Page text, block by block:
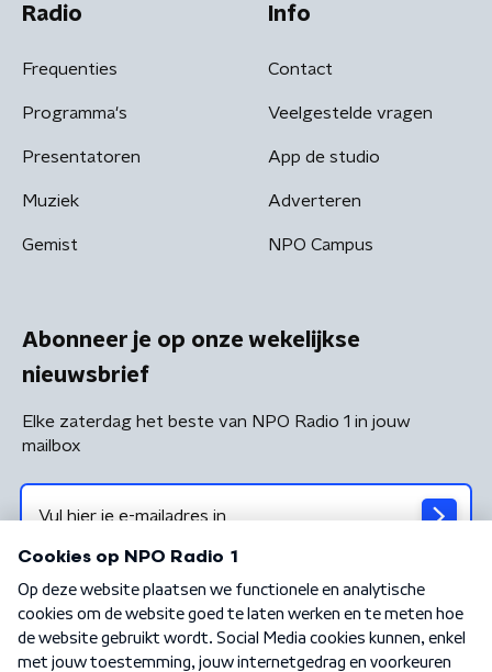
Radio
Frequenties
Programma's
Presentatoren
Muziek
Gemist
Info
Contact
Veelgestelde vragen
App de studio
Adverteren
NPO Campus
Abonneer je op onze wekelijkse
nieuwsbrief
Elke zaterdag het beste van NPO Radio 1 in jouw
mailbox
Algemene voorwaarden